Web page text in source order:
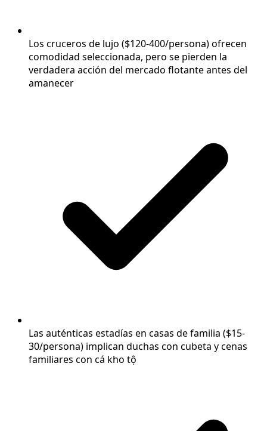
Los cruceros de lujo ($120-400/persona) ofrecen
comodidad seleccionada, pero se pierden la
verdadera acción del mercado flotante antes del
amanecer
Las auténticas estadías en casas de familia ($15-
30/persona) implican duchas con cubeta y cenas
familiares con cá kho tộ